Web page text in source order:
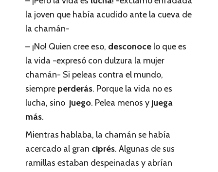
la joven que había acudido ante la cueva de
la chamán-
– ¡No! Quien cree eso, desconoce lo que es
la vida -expresó con dulzura la mujer
chamán- Si peleas contra el mundo,
siempre perderás. Porque la vida no es
lucha, sino juego. Pelea menos y juega
más.
Mientras hablaba, la chamán se había
acercado al gran ciprés. Algunas de sus
ramillas estaban despeinadas y abrían